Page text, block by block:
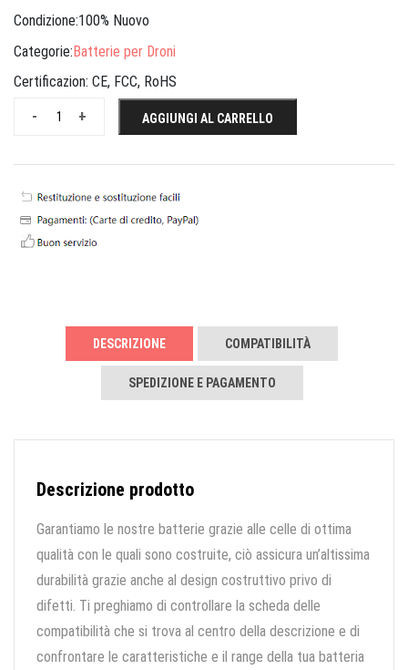
Condizione:100% Nuovo
Categorie:Batterie per Droni
Certificazion: CE, FCC, RoHS
+
- AGGIUNGI AL CARRELLO
DESCRIZIONE COMPATIBILITÀ
SPEDIZIONE E PAGAMENTO
Descrizione prodotto
Garantiamo le nostre batterie grazie alle celle di ottima
qualità con le quali sono costruite, ciò assicura un’altissima
durabilità grazie anche al design costruttivo privo di
difetti. Ti preghiamo di controllare la scheda delle
compatibilità che si trova al centro della descrizione e di
confrontare le caratteristiche e il range della tua batteria